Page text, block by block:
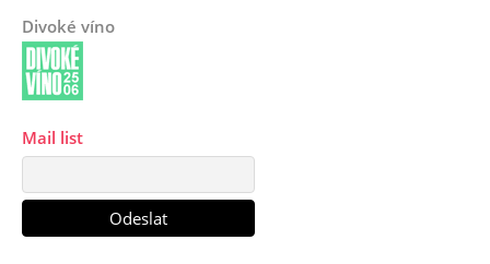
Divoké víno
Mail list